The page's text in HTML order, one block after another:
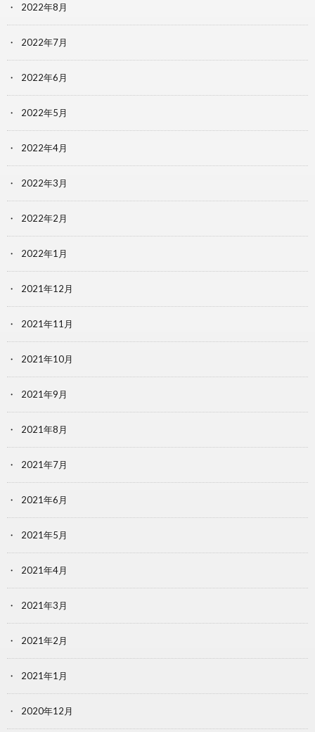
2022年8月
2022年7月
2022年6月
2022年5月
2022年4月
2022年3月
2022年2月
2022年1月
2021年12月
2021年11月
2021年10月
2021年9月
2021年8月
2021年7月
2021年6月
2021年5月
2021年4月
2021年3月
2021年2月
2021年1月
2020年12月